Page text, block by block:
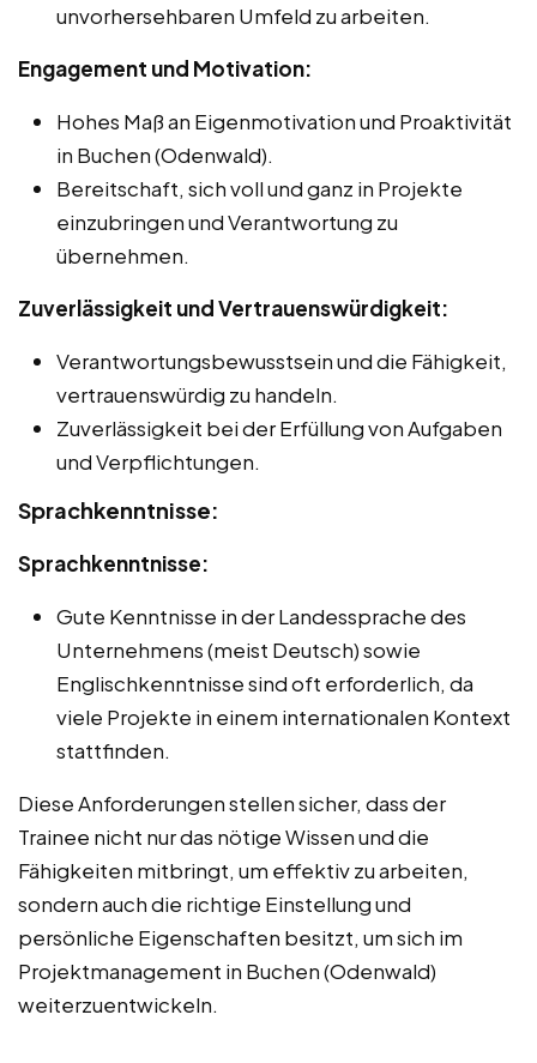
unvorhersehbaren Umfeld zu arbeiten.
Engagement und Motivation:
Hohes Maß an Eigenmotivation und Proaktivität
in Buchen (Odenwald).
Bereitschaft, sich voll und ganz in Projekte
einzubringen und Verantwortung zu
übernehmen.
Zuverlässigkeit und Vertrauenswürdigkeit:
Verantwortungsbewusstsein und die Fähigkeit,
vertrauenswürdig zu handeln.
Zuverlässigkeit bei der Erfüllung von Aufgaben
und Verpflichtungen.
Sprachkenntnisse:
Sprachkenntnisse:
Gute Kenntnisse in der Landessprache des
Unternehmens (meist Deutsch) sowie
Englischkenntnisse sind oft erforderlich, da
viele Projekte in einem internationalen Kontext
stattfinden.
Diese Anforderungen stellen sicher, dass der
Trainee nicht nur das nötige Wissen und die
Fähigkeiten mitbringt, um effektiv zu arbeiten,
sondern auch die richtige Einstellung und
persönliche Eigenschaften besitzt, um sich im
Projektmanagement in Buchen (Odenwald)
weiterzuentwickeln.